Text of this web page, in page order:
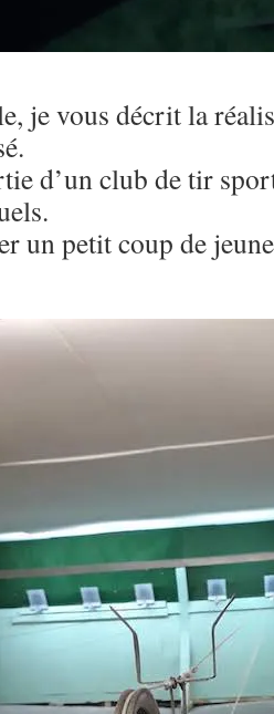
je vous décrit la
d’un club de tir
un petit coup de